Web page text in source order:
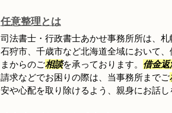
任意整理とは
司法書士・行政書士あかせ事務所所は、札
石狩市、千歳市など北海道全域において
まからのご相談を承っております。 借金返
請求などでお困りの際は、当事務所までご
安や心配を取り除けるよう、親身にお話